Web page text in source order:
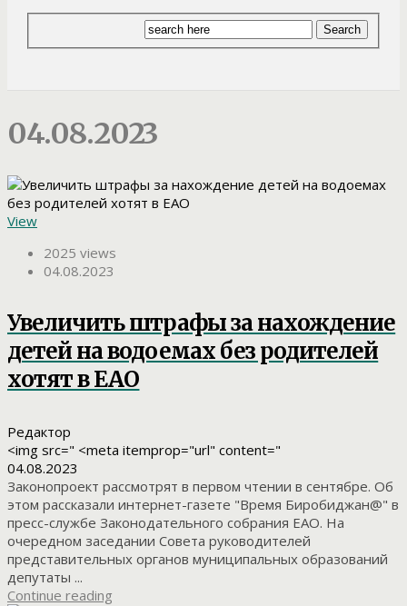
04.08.2023
View
2025 views
04.08.2023
Увеличить штрафы за нахождение
детей на водоемах без родителей
хотят в ЕАО
Редактор
<img src=" <meta itemprop="url" content="
04.08.2023
Законопроект рассмотрят в первом чтении в сентябре. Об
этом рассказали интернет-газете "Время Биробиджан@" в
пресс-службе Законодательного собрания ЕАО. На
очередном заседании Совета руководителей
представительных органов муниципальных образований
депутаты ...
Continue reading